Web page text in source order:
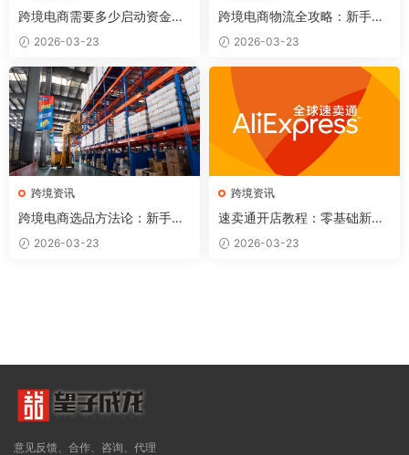
跨境电商需要多少启动资金？
各平台资金规划详解
2026-03-23
跨境电商物流全攻略：新手必
懂的5种国际物流方式
2026-03-23
跨境资讯
跨境电商选品方法论：新手如
何找到第一个赚钱的产品？
2026-03-23
跨境资讯
速卖通开店教程：零基础新手
如何从0到1做速卖通（2026
完整版）
2026-03-23
意见反馈、合作、咨询、代理